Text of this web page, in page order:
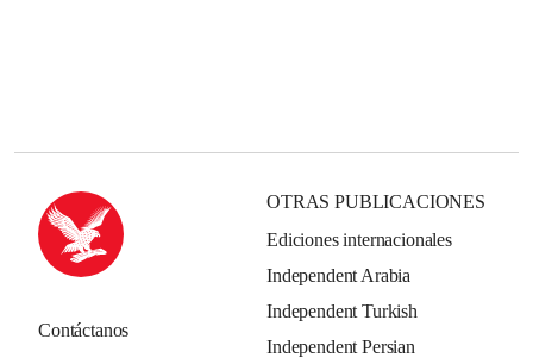
Contáctanos
OTRAS PUBLICACIONES
Ediciones internacionales
Independent Arabia
Independent Turkish
Independent Persian